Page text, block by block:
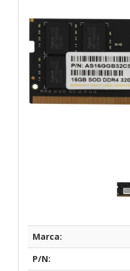
Marca:
P/N: